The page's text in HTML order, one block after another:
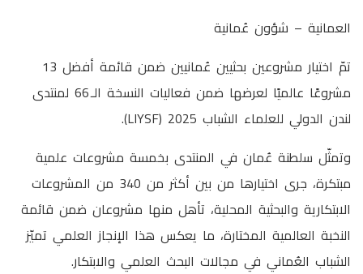
العمانية – شؤون عُمانية
تمّ اختيار مشروعين بحثيين عُمانيين ضمن قائمة أفضل 13
مشروعًا عالميًا لعرضها ضمن فعاليات النسخة الـ 66 لمنتدى
لندن الدولي للعلماء الشباب 2025 (LIYSF).
وتمثّل سلطنة عُمان في المنتدى بخمسة مشروعات علمية
مبتكرة، جرى اختيارها من بين أكثر من 340 من المشروعات
الابتكارية والبحثية المحلية، تأهل منها مشروعان ضمن قائمة
النخبة العالمية المختارة، ما يعكس هذا الإنجاز العلمي تميّز
الشباب العُماني في مجالات البحث العلمي والابتكار.